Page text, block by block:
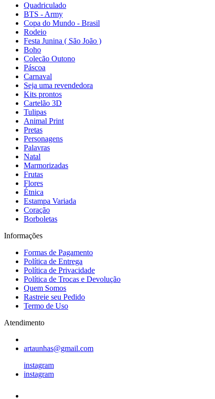
Quadriculado
BTS - Army
Copa do Mundo - Brasil
Rodeio
Festa Junina ( São João )
Boho
Colecão Outono
Páscoa
Carnaval
Seja uma revendedora
Kits prontos
Cartelão 3D
Tulipas
Animal Print
Pretas
Personagens
Palavras
Natal
Marmorizadas
Frutas
Flores
Étnica
Estampa Variada
Coração
Borboletas
Informações
Formas de Pagamento
Política de Entrega
Política de Privacidade
Política de Trocas e Devolução
Quem Somos
Rastreie seu Pedido
Termo de Uso
Atendimento
artaunhas@gmail.com
instagram
instagram